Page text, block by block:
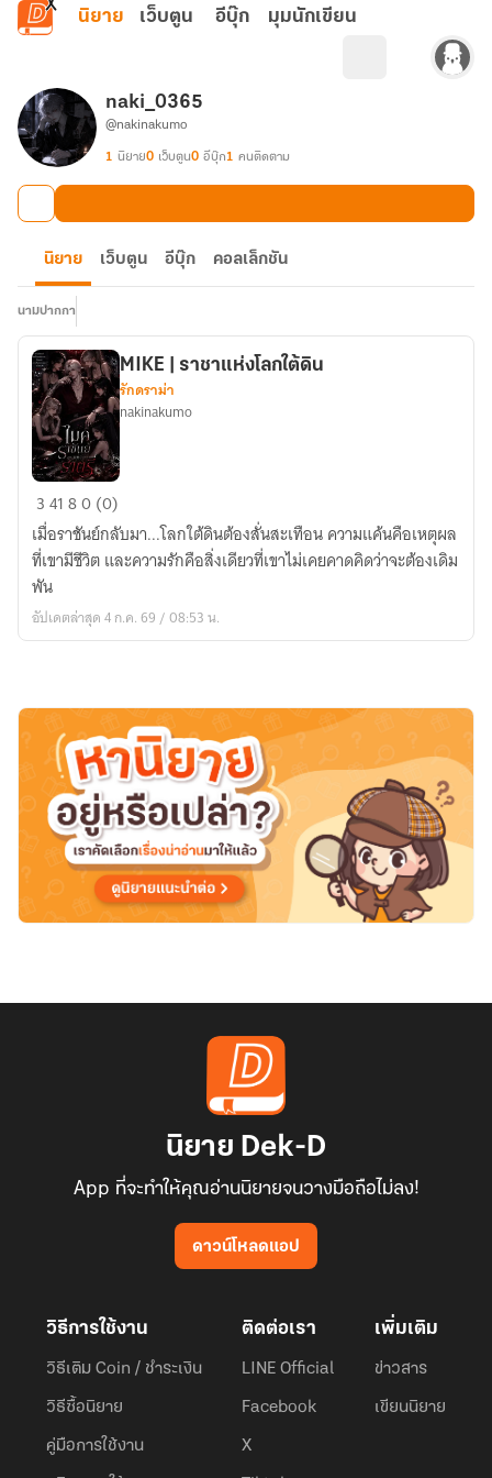
ข้ามไปยังเนื้อหาหลัก
นิยาย เว็บตูน อีบุ๊ก มุมนักเขียน
naki_0365
@nakinakumo
1 นิยาย0 เว็บตูน0 อีบุ๊ก1 คนติดตาม
นิยาย เว็บตูน อีบุ๊ก คอลเล็กชัน
นามปากกา
MIKE
|
ราชา
แห่ง
โลก
ใต้ดิน
MIKE | ราชาแห่งโลกใต้ดิน
รักดราม่า
nakinakumo
34180 (0)
เมื่อราชันย์กลับมา...โลกใต้ดินต้องสั่นสะเทือน ความแค้นคือเหตุผล
ที่เขามีชีวิต และความรักคือสิ่งเดียวที่เขาไม่เคยคาดคิดว่าจะต้องเดิม
พัน
อัปเดตล่าสุด 4 ก.ค. 69 / 08:53 น.
นิยาย Dek-D
App ที่จะทำให้คุณอ่านนิยายจนวางมือถือไม่ลง!
ดาวน์โหลดแอป
วิธีการใช้งาน
วิธีเติม Coin / ชำระเงิน
วิธีซื้อนิยาย
คู่มือการใช้งาน
ติดต่อเรา
LINE Official
Facebook
X
เพิ่มเติม
ข่าวสาร
เขียนนิยาย